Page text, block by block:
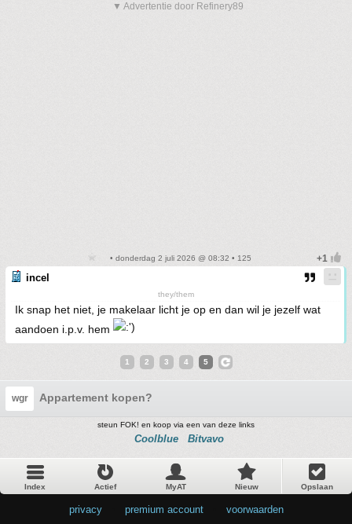
▼ Advertentie door Refinery89
• donderdag 2 juli 2026 @ 08:32 • 125
incel
they/them
Ik snap het niet, je makelaar licht je op en dan wil je jezelf wat
aandoen i.p.v. hem
1 2 3 4 5
wgr Appartement kopen?
steun FOK! en koop via een van deze links
Coolblue Bitvavo
Index Actief MyAT Nieuw Opslaan
privacy premium account voorwaarden